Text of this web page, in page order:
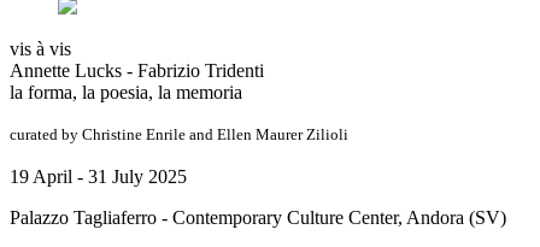
vis à vis
Annette Lucks - Fabrizio Tridenti
la forma, la poesia, la memoria
curated by Christine Enrile and Ellen Maurer Zilioli
19 April - 31 July 2025
Palazzo Tagliaferro - Contemporary Culture Center, Andora (SV)